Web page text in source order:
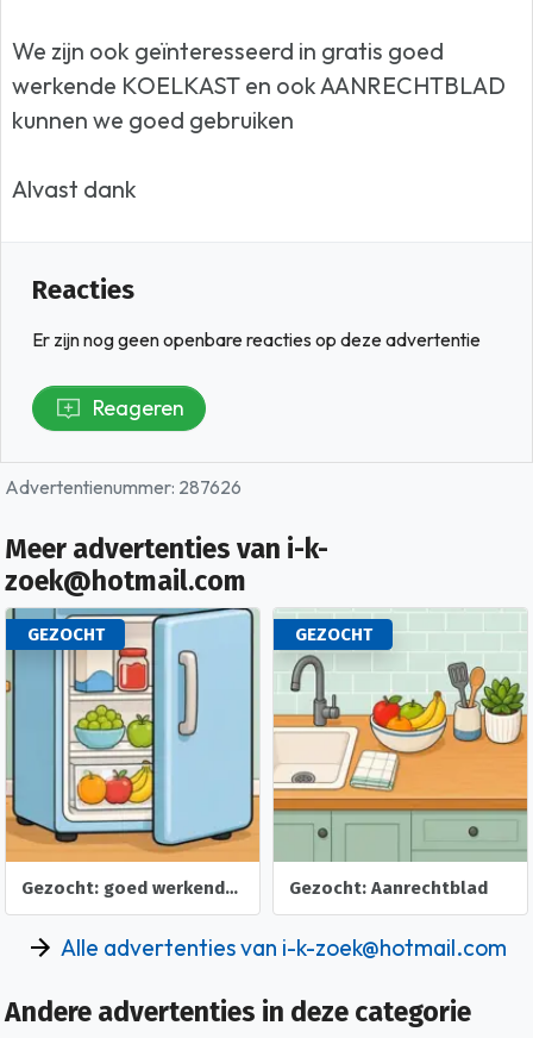
We zijn ook geïnteresseerd in gratis goed
werkende KOELKAST en ook AANRECHTBLAD
kunnen we goed gebruiken
Alvast dank
Reacties
Er zijn nog geen openbare reacties op deze advertentie
Reageren
Advertentienummer: 287626
Meer advertenties van i-k-
zoek@hotmail.com
GEZOCHT
Gezocht: goed werkende KOELKAST
GEZOCHT
Gezocht: Aanrechtblad
Alle advertenties van i-k-zoek@hotmail.com
Andere advertenties in deze categorie